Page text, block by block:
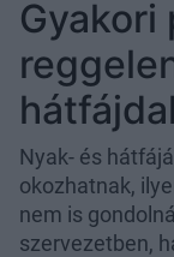
Gyakori
Nyak- és
okozhatnak,
nem is
szervezetben,